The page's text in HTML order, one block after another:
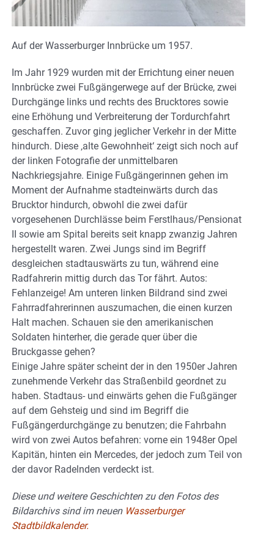
Auf der Wasserburger Innbrücke um 1957.
Im Jahr 1929 wurden mit der Errichtung einer neuen
Innbrücke zwei Fußgängerwege auf der Brücke, zwei
Durchgänge links und rechts des Brucktores sowie
eine Erhöhung und Verbreiterung der Tordurchfahrt
geschaffen. Zuvor ging jeglicher Verkehr in der Mitte
hindurch. Diese ‚alte Gewohnheit‘ zeigt sich noch auf
der linken Fotografie der unmittelbaren
Nachkriegsjahre. Einige Fußgängerinnen gehen im
Moment der Aufnahme stadteinwärts durch das
Brucktor hindurch, obwohl die zwei dafür
vorgesehenen Durchlässe beim Ferstlhaus/Pensionat
II sowie am Spital bereits seit knapp zwanzig Jahren
hergestellt waren. Zwei Jungs sind im Begriff
desgleichen stadtauswärts zu tun, während eine
Radfahrerin mittig durch das Tor fährt. Autos:
Fehlanzeige! Am unteren linken Bildrand sind zwei
Fahrradfahrerinnen auszumachen, die einen kurzen
Halt machen. Schauen sie den amerikanischen
Soldaten hinterher, die gerade quer über die
Bruckgasse gehen?
Einige Jahre später scheint der in den 1950er Jahren
zunehmende Verkehr das Straßenbild geordnet zu
haben. Stadtaus- und einwärts gehen die Fußgänger
auf dem Gehsteig und sind im Begriff die
Fußgängerdurchgänge zu benutzen; die Fahrbahn
wird von zwei Autos befahren: vorne ein 1948er Opel
Kapitän, hinten ein Mercedes, der jedoch zum Teil von
der davor Radelnden verdeckt ist.
Diese und weitere Geschichten zu den Fotos des
Bildarchivs sind im neuen Wasserburger
Stadtbildkalender.